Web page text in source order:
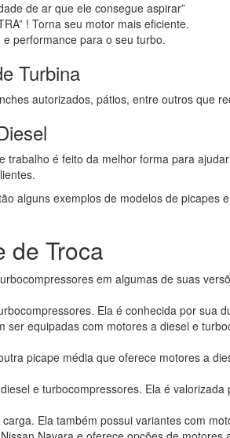
de ar que ele consegue aspirar”
! Torna seu motor mais eficiente.
performance para o seu turbo.
Turbina
autorizados, pátios, entre outros que
é feito da melhor forma para
alguns exemplos de modelos de picapes
de Troca
em algumas de suas
Ela é conhecida por sua
equipadas com motores a diesel e
picape média que oferece motores a
e turbocompressores. Ela é valorizada
Ela também possui variantes com